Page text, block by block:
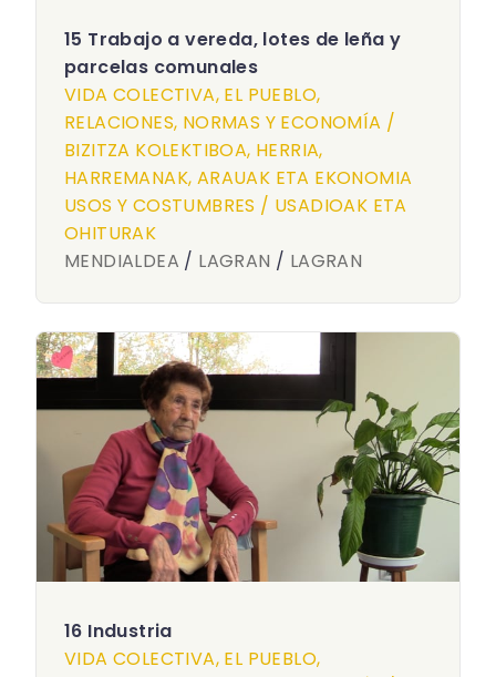
15 Trabajo a vereda, lotes de leña y
parcelas comunales
VIDA COLECTIVA, EL PUEBLO,
RELACIONES, NORMAS Y ECONOMÍA /
BIZITZA KOLEKTIBOA, HERRIA,
HARREMANAK, ARAUAK ETA EKONOMIA
USOS Y COSTUMBRES / USADIOAK ETA
OHITURAK
MENDIALDEA / LAGRAN / LAGRAN
16 Industria
VIDA COLECTIVA, EL PUEBLO,